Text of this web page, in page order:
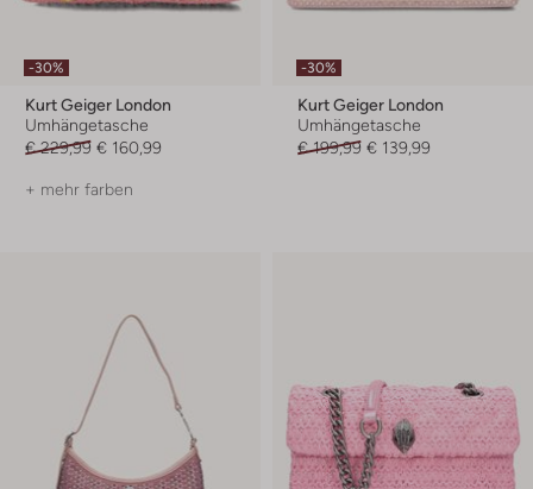
-30%
Kurt Geiger London
Umhängetasche
€ 229,99 € 160,99
+ mehr farben
-30%
Kurt Geiger London
Umhängetasche
€ 199,99 € 139,99